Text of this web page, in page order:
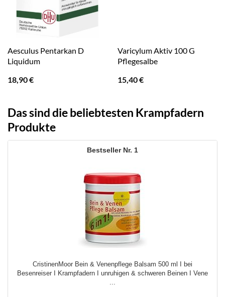
Aesculus Pentarkan D
Liquidum
18,90€
Varicylum Aktiv 100 G
Pflegesalbe
15,40€
Das sind die beliebtesten Krampfadern
Produkte
1
CristinenMoor Bein & Venenpflege Balsam 500 ml I bei
Besenreiser I Krampfadern I unruhigen & schweren Beinen I Vene
...